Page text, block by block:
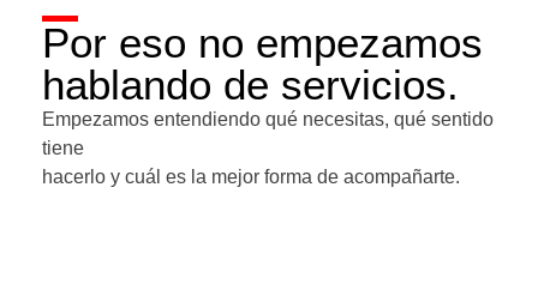
Por eso no empezamos
hablando de servicios.
Empezamos entendiendo qué necesitas, qué sentido
tiene
hacerlo y cuál es la mejor forma de acompañarte.